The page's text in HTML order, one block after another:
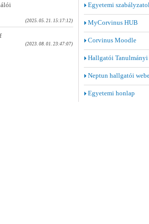
(2025. 05. 21. 15:17:12)
(2023. 08. 01. 23:47:07)
Egyetemi
MyCorvinus HUB
Corvinus Moodle
Hallgatói
Neptun hallgatói
Egyetemi honlap